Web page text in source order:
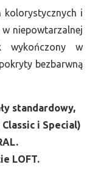
kolorystycznych i
niepowtarzalnej
wykończony w
bezbarwną
standardowy,
i Special)
LOFT.